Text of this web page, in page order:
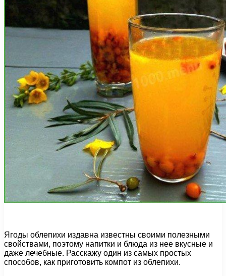
Ягоды облепихи издавна известны своими полезными
свойствами, поэтому напитки и блюда из нее вкусные и
даже лечебные. Расскажу один из самых простых
способов, как приготовить компот из облепихи.